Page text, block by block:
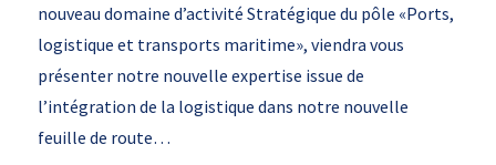
nouveau domaine d’activité Stratégique du pôle «Ports,
logistique et transports maritime», viendra vous
présenter notre nouvelle expertise issue de
l’intégration de la logistique dans notre nouvelle
feuille de route…